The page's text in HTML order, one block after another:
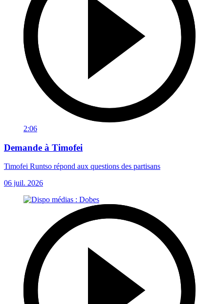
2:06
Demande à Timofei
Timofei Runtso répond aux questions des partisans
06 juil. 2026